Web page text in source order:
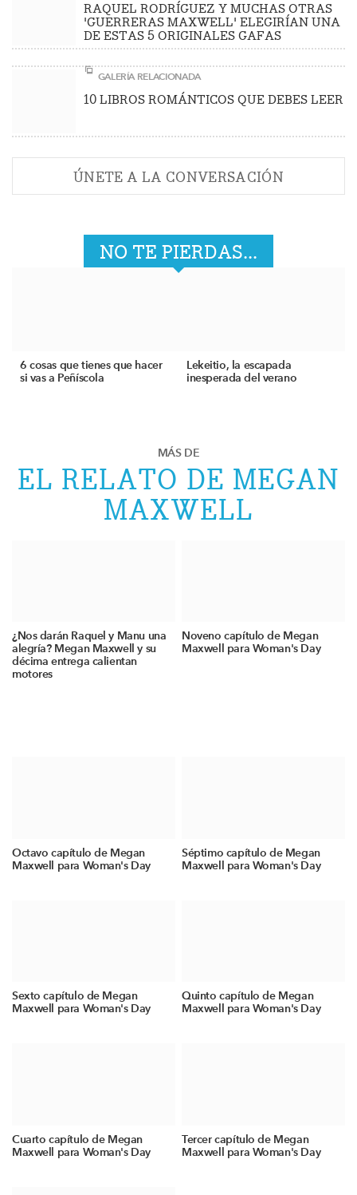
RAQUEL RODRÍGUEZ Y MUCHAS OTRAS
'GUERRERAS MAXWELL' ELEGIRÍAN UNA
DE ESTAS 5 ORIGINALES GAFAS
GALERÍA RELACIONADA
10 LIBROS ROMÁNTICOS QUE DEBES LEER
ÚNETE A LA CONVERSACIÓN
NO TE PIERDAS...
6 cosas que tienes que hacer
si vas a Peñíscola
Lekeitio, la escapada
inesperada del verano
MÁS DE
EL RELATO DE MEGAN
MAXWELL
¿Nos darán Raquel y Manu una
alegría? Megan Maxwell y su
décima entrega calientan
motores
Noveno capítulo de Megan
Maxwell para Woman's Day
Octavo capítulo de Megan
Maxwell para Woman's Day
Séptimo capítulo de Megan
Maxwell para Woman's Day
Sexto capítulo de Megan
Maxwell para Woman's Day
Quinto capítulo de Megan
Maxwell para Woman's Day
Cuarto capítulo de Megan
Maxwell para Woman's Day
Tercer capítulo de Megan
Maxwell para Woman's Day